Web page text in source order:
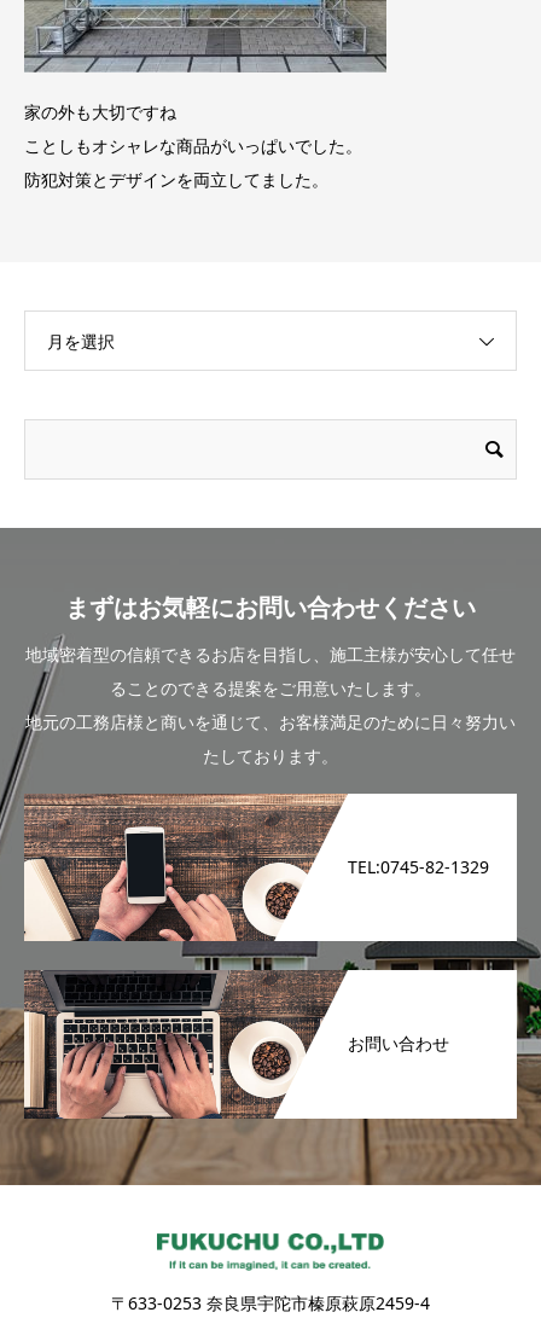
家の外も大切ですね
ことしもオシャレな商品がいっぱいでした。
防犯対策とデザインを両立してました。
月を選択
まずはお気軽にお問い合わせください
地域密着型の信頼できるお店を目指し、施工主様が安心して任せ
ることのできる提案をご用意いたします。
地元の工務店様と商いを通じて、お客様満足のために日々努力い
たしております。
TEL:0745-82-1329
お問い合わせ
〒633-0253 奈良県宇陀市榛原萩原2459-4